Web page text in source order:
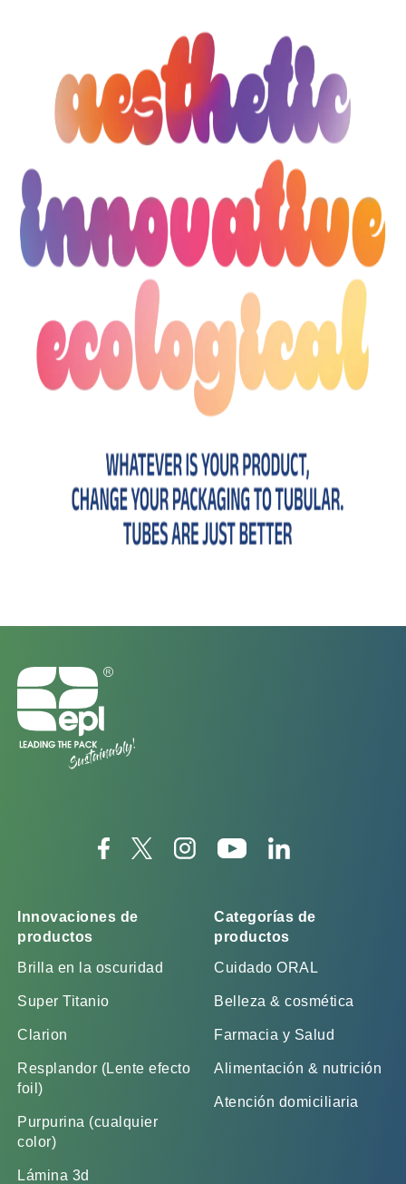
Innovaciones de
productos
Brilla en la oscuridad
Super Titanio
Clarion
Resplandor (Lente efecto
foil)
Purpurina (cualquier
color)
Lámina 3d
Categorías de
productos
Cuidado ORAL
Belleza & cosmética
Farmacia y Salud
Alimentación & nutrición
Atención domiciliaria